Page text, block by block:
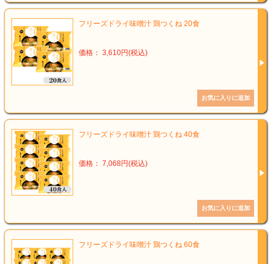
フリーズドライ味噌汁 鶏つくね 20食
価格： 3,610円(税込)
フリーズドライ味噌汁 鶏つくね 40食
価格： 7,068円(税込)
フリーズドライ味噌汁 鶏つくね 60食